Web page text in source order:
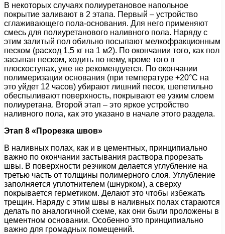
В некоторых случаях полиуретановое напольное
покрытие заливают в 2 этапа. Первый – устройство
сглаживающего пола-основания. Для него применяют
смесь для полиуретанового наливного пола. Наряду с
этим залитый пол обильно посыпают мелкофракционным
песком (расход 1,5 кг на 1 м2). По окончании того, как пол
засыпан песком, ходить по нему, кроме того в
плоскоступах, уже не рекомендуется. По окончании
полимеризации основания (при температуре +20°С на
это уйдет 12 часов) убирают лишний песок, шепетильно
обеспыливают поверхность, покрывают ее узким слоем
полиуретана. Второй этап – это яркое устройство
наливного пола, как это указано в начале этого раздела.
Этап 8 «Прорезка швов»
В наливных полах, как и в цементных, принципиально
важно по окончании застывания раствора прорезать
швы. В поверхности резчиком делается углубление на
третью часть от толщины полимерного слоя. Углубление
заполняется уплотнителем (шнурком), а сверху
покрывается герметиком. Делают это чтобы избежать
трещин. Наряду с этим швы в наливных полах стараются
делать по аналогичной схеме, как они были проложены в
цементном основании. Особенно это принципиально
важно для громадных помещений.